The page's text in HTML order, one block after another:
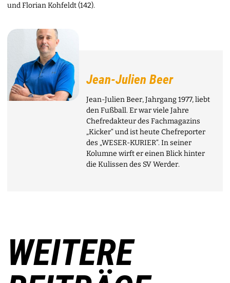
und Florian Kohfeldt (142).
Jean-Julien Beer
Jean-Julien Beer, Jahrgang 1977, liebt
den Fußball. Er war viele Jahre
Chefredakteur des Fachmagazins
„Kicker“ und ist heute Chefreporter
des „WESER-KURIER“. In seiner
Kolumne wirft er einen Blick hinter
die Kulissen des SV Werder.
WEITERE